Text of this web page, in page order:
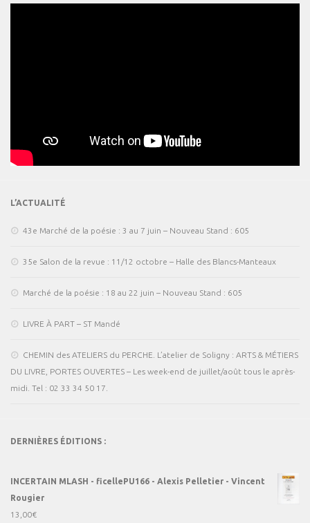
L’ACTUALITÉ
43e Marché de la poésie : 3 au 7 juin – Nouveau Stand : 605
35e Salon de la revue : 11/12 octobre – Halle des Blancs-Manteaux
Marché de la poésie : 18 au 22 juin – Nouveau Stand : 605
LIVRE À PART – ST Mandé
CHEMIN des ATELIERS du PERCHE. L’atelier de Soligny : ARTS & MÉTIERS
DU LIVRE, PORTES OUVERTES – Les week-end de juillet/août tous le après-
midi. Tel : 02 33 34 50 17.
DERNIÈRES ÉDITIONS :
INCERTAIN MLASH - ficellePU166 - Alexis Pelletier - Vincent
Rougier
13,00€